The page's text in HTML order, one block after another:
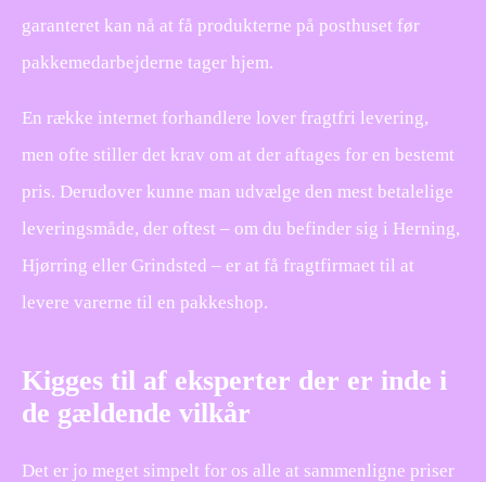
garanteret kan nå at få produkterne på posthuset før
pakkemedarbejderne tager hjem.
En række internet forhandlere lover fragtfri levering,
men ofte stiller det krav om at der aftages for en bestemt
pris. Derudover kunne man udvælge den mest betalelige
leveringsmåde, der oftest – om du befinder sig i Herning,
Hjørring eller Grindsted – er at få fragtfirmaet til at
levere varerne til en pakkeshop.
Kigges til af eksperter der er inde i
de gældende vilkår
Det er jo meget simpelt for os alle at sammenligne priser